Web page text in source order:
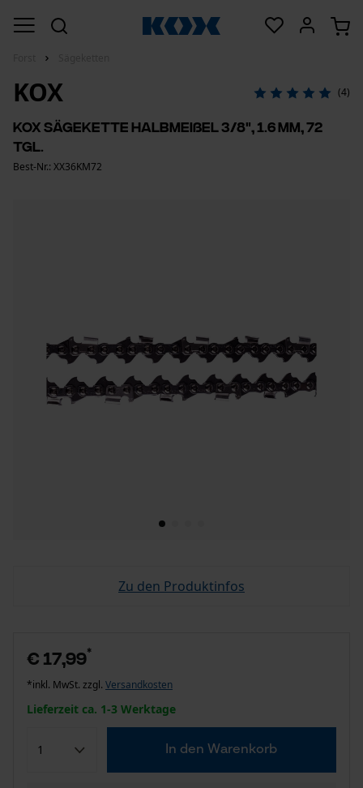
KOX (4)
KOX Sägekette Halbmeißel 3/8", 1.6 mm, 72
Tgl.
Best-Nr.: XX36KM72
Zu den Produktinfos
€ 17,99*
*inkl. MwSt. zzgl. Versandkosten
Lieferzeit ca. 1-3 Werktage
In den Warenkorb